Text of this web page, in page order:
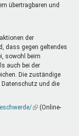
übertragbaren und
der
dass gegen geltendes
sowohl beim
auch bei der
Die zuständige
und die
(Link(Online-